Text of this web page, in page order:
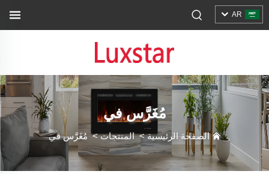
AR
مُغَرَّس في
الصفحة الرئيسية>المنتجات> مُغَرَّس في